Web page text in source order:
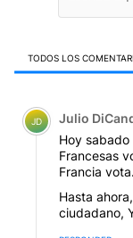
TODOS LOS
Comentario de
JD Julio
Hoy
Francesas
Francia vota.
Hasta
ciudadano,